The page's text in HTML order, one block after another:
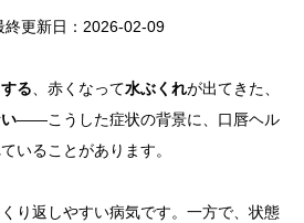
更新日：2026-02-09
る 、赤くなって水ぶくれが出てきた、
――こうした症状の背景に、口唇ヘル
いることがあります。
り返しやすい病気です。一方で、状態